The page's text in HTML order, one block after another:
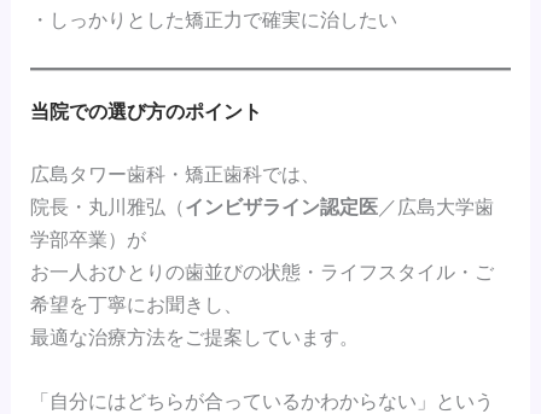
・しっかりとした矯正力で確実に治したい
当院での選び方のポイント
広島タワー歯科・矯正歯科では、
院長・丸川雅弘（インビザライン認定医 ／広島大学歯
学部卒業）が
お一人おひとりの歯並びの状態・ライフスタイル・ご
希望を丁寧にお聞きし、
最適な治療方法をご提案しています。
「自分にはどちらが合っているかわからない」という